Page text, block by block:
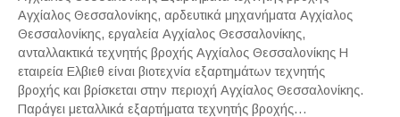
Αγχίαλος Θεσσαλονίκης, αρδευτικά μηχανήματα Αγχίαλος
Θεσσαλονίκης, εργαλεία Αγχίαλος Θεσσαλονίκης,
ανταλλακτικά τεχνητής βροχής Αγχίαλος Θεσσαλονίκης Η
εταιρεία Ελβιεθ είναι βιοτεχνία εξαρτημάτων τεχνητής
βροχής και βρίσκεται στην περιοχή Αγχίαλος Θεσσαλονίκης.
Παράγει μεταλλικά εξαρτήματα τεχνητής βροχής…